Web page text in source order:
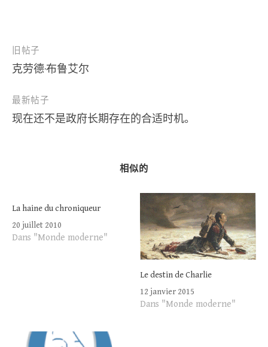
文
章
导
航
旧帖子
克劳德·布鲁艾尔
最新帖子
现在还不是政府长期存在的合适时机。
相似的
La haine du chroniqueur
20 juillet 2010
Dans "Monde moderne"
Le destin de Charlie
12 janvier 2015
Dans "Monde moderne"